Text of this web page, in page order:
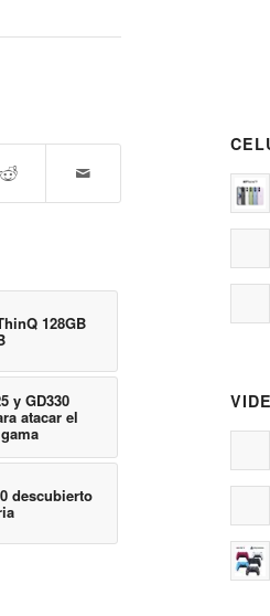
128GB
y GD330
atacar el
descubierto